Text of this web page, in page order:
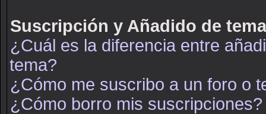
Suscripción y Añadido de
¿Cuál es la diferencia entre
tema?
¿Cómo me suscribo a un foro o
¿Cómo borro mis suscripciones?